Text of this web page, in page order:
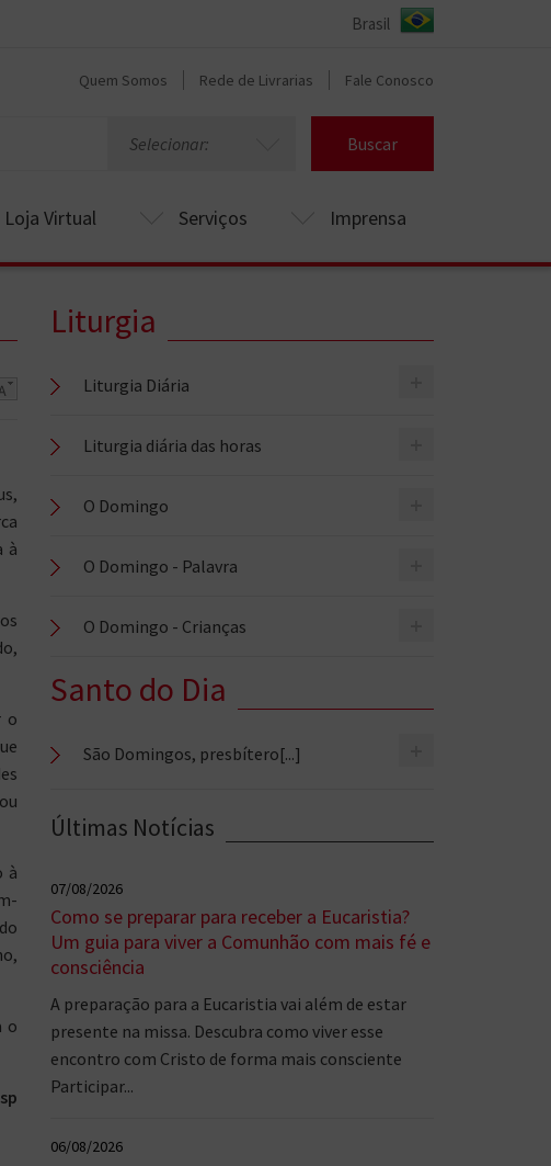
Quem Somos Rede de Livrarias Fale Conosco
Selecionar: Buscar
Loja Virtual Serviços Imprensa
à
o
à
o
Liturgia
Liturgia Diária
Liturgia diária das horas
O Domingo
O Domingo - Palavra
O Domingo - Crianças
Santo do Dia
São Domingos, presbítero[...]
Últimas Notícias
07/08/2026
Como se preparar para receber a Eucaristia?
Um guia para viver a Comunhão com mais fé e
consciência
A preparação para a Eucaristia vai além de estar
presente na missa. Descubra como viver esse
encontro com Cristo de forma mais consciente
Participar...
06/08/2026